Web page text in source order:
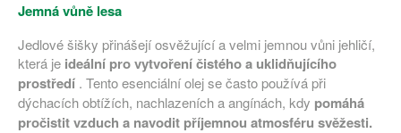
Jemná vůně lesa
Jedlové šišky přinášejí osvěžující a velmi jemnou vůni jehličí,
která je ideální pro vytvoření čistého a uklidňujícího
prostředí . Tento esenciální olej se často používá při
dýchacích obtížích, nachlazeních a angínách, kdy pomáhá
pročistit vzduch a navodit příjemnou atmosféru svěžesti.